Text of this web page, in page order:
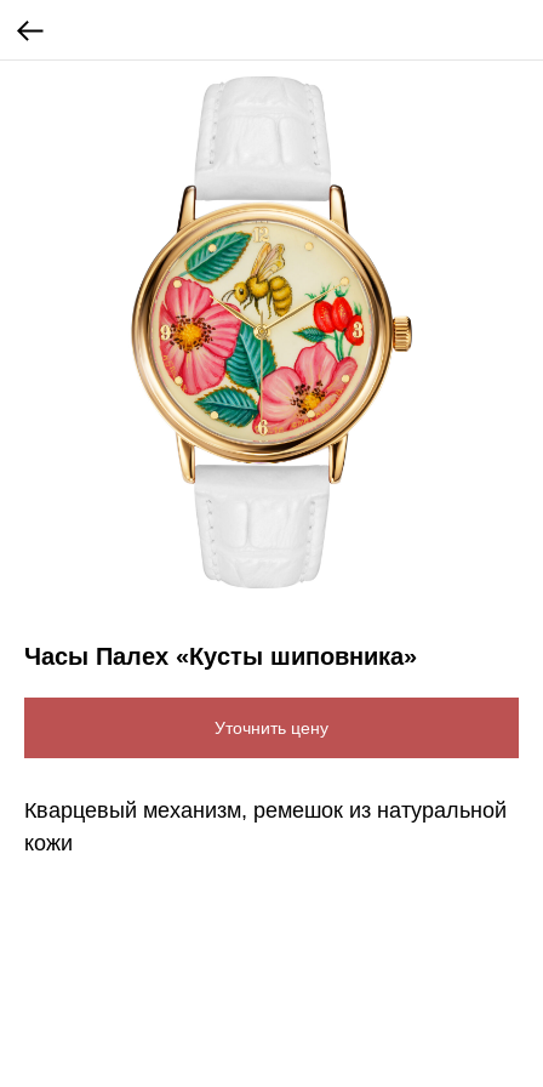
Часы Палех «Кусты шиповника»
Уточнить цену
Кварцевый механизм, ремешок из натуральной
кожи